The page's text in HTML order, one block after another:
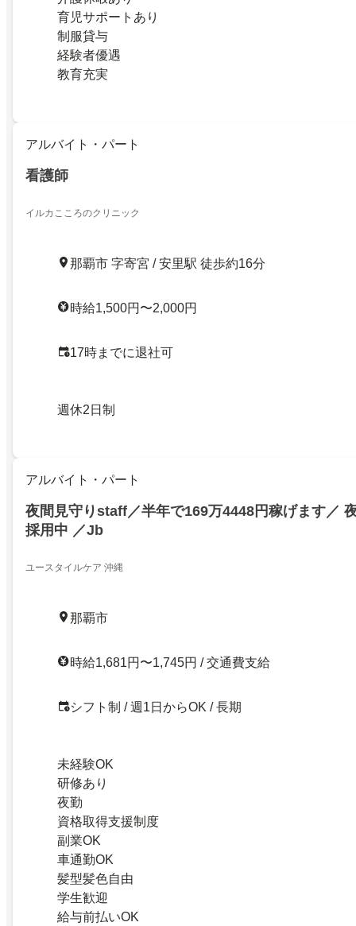
育児サポートあり
制服貸与
経験者優遇
教育充実
アルバイト・パート
看護師
イルカこころのクリニック
那覇市 字寄宮 / 安里駅 徒歩約16分
時給1,500円〜2,000円
17時までに退社可
週休2日制
アルバイト・パート
夜間見守りstaff／半年で169万4448円稼げます／
採用中 ／Jb
ユースタイルケア 沖縄
那覇市
時給1,681円〜1,745円 / 交通費支給
シフト制 / 週1日からOK / 長期
未経験OK
研修あり
夜勤
資格取得支援制度
副業OK
車通勤OK
髪型髪色自由
学生歓迎
給与前払いOK